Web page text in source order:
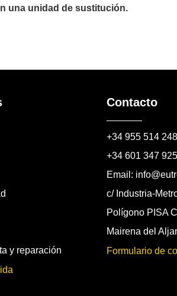
una unidad de sustitución.
y reparación
Contacto
+34 955 514 248
+34 601 347 925
Email:
c/ Industria-
Polígono PISA
Mairena del
Formulario de